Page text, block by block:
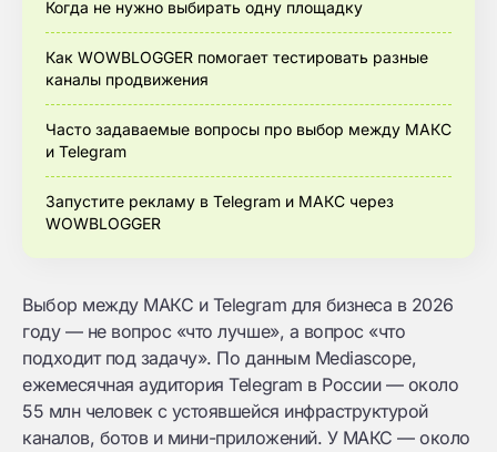
Когда не нужно выбирать одну площадку
Как WOWBLOGGER помогает тестировать разные
каналы продвижения
Часто задаваемые вопросы про выбор между МАКС
и Telegram
Запустите рекламу в Telegram и МАКС через
WOWBLOGGER
Выбор между МАКС и Telegram для бизнеса в 2026
году — не вопрос «что лучше», а вопрос «что
подходит под задачу». По данным Mediascope,
ежемесячная аудитория Telegram в России — около
55 млн человек с устоявшейся инфраструктурой
каналов, ботов и мини-приложений. У МАКС — около